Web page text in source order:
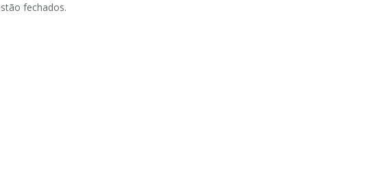
fechados.